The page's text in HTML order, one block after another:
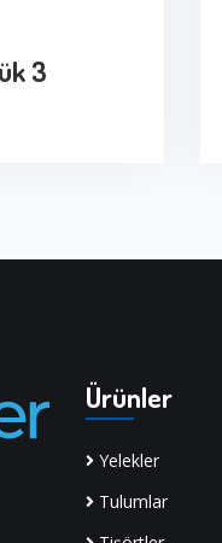
3
Ürünler
Yelekler
Tulumlar